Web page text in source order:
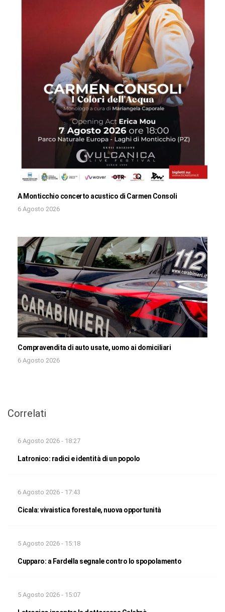
A Monticchio concerto acustico di Carmen Consoli
6 Agosto 2026
Compravendita di auto usate, uomo ai domiciliari
6 Agosto 2026
Correlati
6 Agosto 2026 - 18:27
Latronico: radici e identità di un popolo
6 Agosto 2026 - 17:43
Cicala: vivaistica forestale, nuova opportunità
5 Agosto 2026 - 15:18
Cupparo: a Fardella segnale contro lo spopolamento
5 Agosto 2026 - 15:07